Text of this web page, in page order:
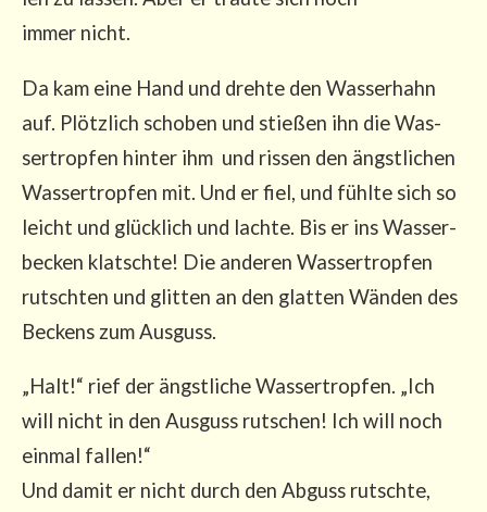
immer nicht.
Da kam eine Hand und dreh­te den Was­ser­hahn
auf. Plötz­lich scho­ben und stie­ßen ihn die Was­
ser­trop­fen hin­ter ihm und ris­sen den ängst­li­chen
Was­ser­trop­fen mit. Und er fiel, und fühl­te sich so
leicht und glück­lich und lach­te. Bis er ins Was­ser­
be­cken klatsch­te! Die ande­ren Was­ser­trop­fen
rutsch­ten und glit­ten an den glat­ten Wän­den des
Beckens zum Ausguss.
„Halt!“ rief der ängst­li­che Was­ser­trop­fen. „Ich
will nicht in den Aus­guss rut­schen! Ich will noch
ein­mal fal­len!“
Und damit er nicht durch den Abguss rutsch­te,